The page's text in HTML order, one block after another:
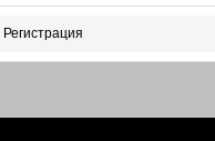
Регистрация